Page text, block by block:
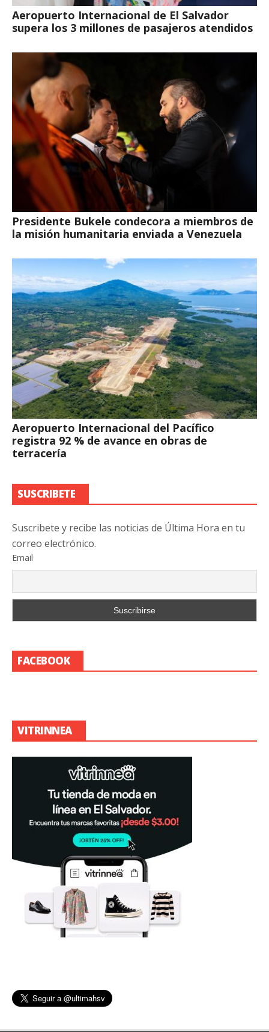
Aeropuerto Internacional de El Salvador
supera los 3 millones de pasajeros atendidos
Presidente Bukele condecora a miembros de
la misión humanitaria enviada a Venezuela
Aeropuerto Internacional del Pacífico
registra 92 % de avance en obras de
terracería
SUSCRIBETE
Suscribete y recibe las noticias de Última Hora en tu
correo electrónico.
Email
FACEBOOK
VITRINNEA